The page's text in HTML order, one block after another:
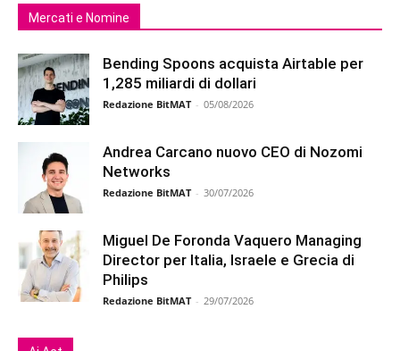
Mercati e Nomine
Bending Spoons acquista Airtable per
1,285 miliardi di dollari
Redazione BitMAT - 05/08/2026
Andrea Carcano nuovo CEO di Nozomi
Networks
Redazione BitMAT - 30/07/2026
Miguel De Foronda Vaquero Managing
Director per Italia, Israele e Grecia di
Philips
Redazione BitMAT - 29/07/2026